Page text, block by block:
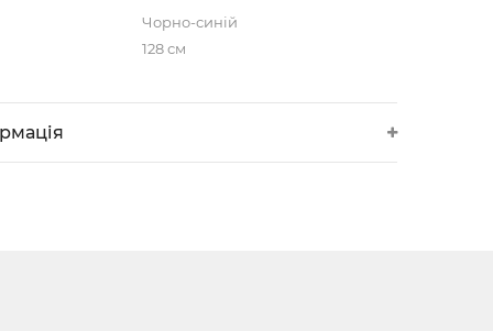
Чорно-синій
128 см